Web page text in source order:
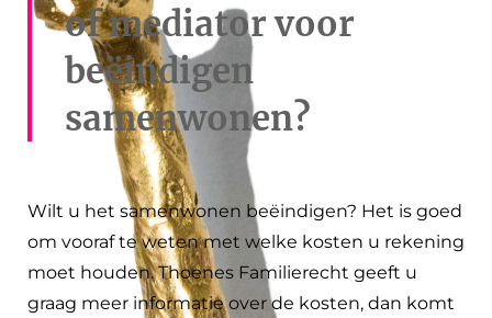
of mediator voor
beëindigen
samenwonen?
Wilt u het samenwonen beëindigen? Het is goed
om vooraf te weten met welke kosten u rekening
moet houden. Thoenes Familierecht geeft u
graag meer informatie over de kosten, dan komt